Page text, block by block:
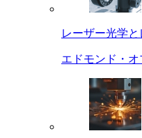
レーザー光学
エドモンド・